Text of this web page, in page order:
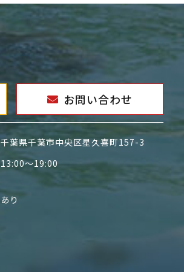
お問い合わせ
千葉県千葉市中央区星久喜町157-3
13:00～19:00
あり